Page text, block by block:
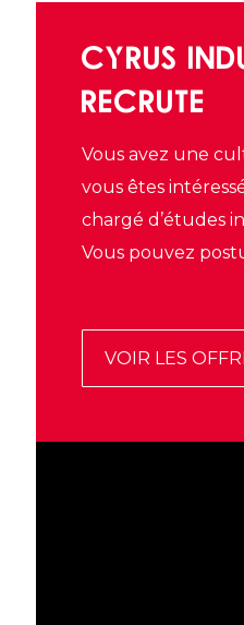
CYRUS
RECRUTE
Vous avez une
vous êtes
chargé d’études
Vous pouvez
VOIR LES